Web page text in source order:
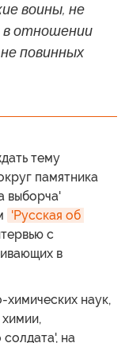
воины, не
в отношении
повинных
тему
памятника
выборча'
'Русская об
с
в
химических наук,
на